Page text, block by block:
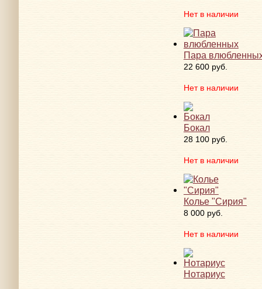
Нет в наличии
Пара
22 600 руб.
Нет в наличии
Бокал
28 100 руб.
Нет в наличии
Колье "Сирия"
8 000 руб.
Нет в наличии
Нотариус